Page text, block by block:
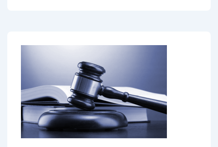
incumplimiento
notificación
del
Aviso
de